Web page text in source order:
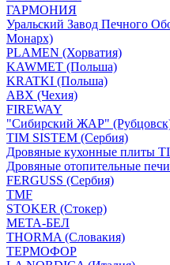
ГАРМОНИЯ
Уральский Завод Печного
Монарх)
PLAMEN (Хорватия)
KAWMET (Польша)
KRATKI (Польша)
ABX (Чехия)
FIREWAY
"Сибирский ЖАР"
TIM SISTEM (Сербия)
Дровяные кухонные плиты
Дровяные отопительные
FERGUSS (Сербия)
TMF
STOKER (Стокер)
МЕТА-БЕЛ
THORMA (Словакия)
ТЕРМОФОР